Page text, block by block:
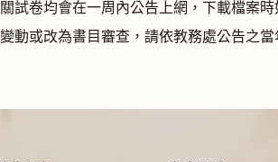
試卷均會在一周內公告上網，下載檔案
動或改為書目審查，請依教務處公告之當